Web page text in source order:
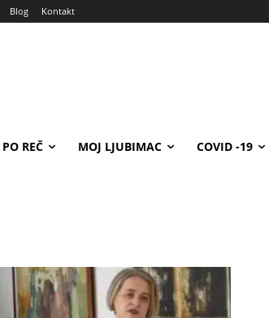
Blog Kontakt
PO REČ MOJ LJUBIMAC COVID -19